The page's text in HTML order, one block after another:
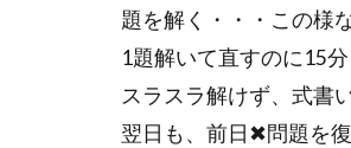
題を解く・・・この様
1題解いて直すのに15
スラスラ解けず、式書
翌日も、前日✖問題を